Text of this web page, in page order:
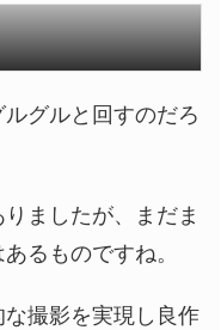
グルと回すのだろ
ましたが、まだま
るものですね。
撮影を実現し良作